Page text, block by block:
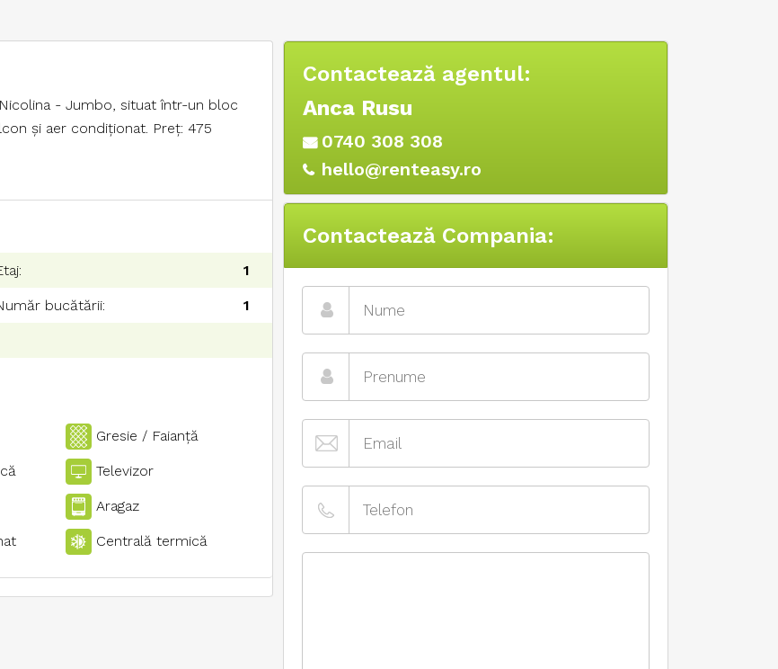
- Jumbo, situat într-un bloc
și aer condiționat. Preț: 475
1
bucătării: 1
Gresie / Faianţă
Televizor
Aragaz
Centrală termică
Contactează agentul:
Anca Rusu
0740 308 308
hello@renteasy.ro
Contactează Compania: